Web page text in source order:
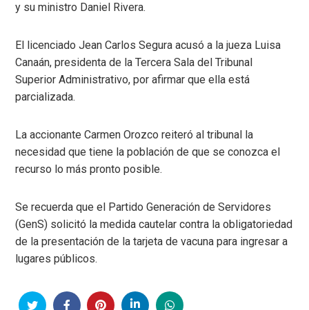
y su ministro Daniel Rivera.
El licenciado Jean Carlos Segura acusó a la jueza Luisa
Canaán, presidenta de la Tercera Sala del Tribunal
Superior Administrativo, por afirmar que ella está
parcializada.
La accionante Carmen Orozco reiteró al tribunal la
necesidad que tiene la población de que se conozca el
recurso lo más pronto posible.
Se recuerda que el Partido Generación de Servidores
(GenS) solicitó la medida cautelar contra la obligatoriedad
de la presentación de la tarjeta de vacuna para ingresar a
lugares públicos.